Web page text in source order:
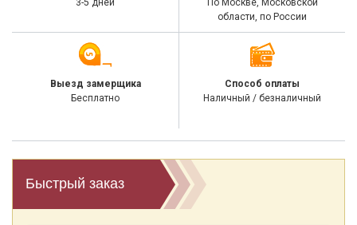
3-5 дней
По Москве, Московской
области, по России
Выезд замерщика
Бесплатно
Способ оплаты
Наличный / безналичный
Быстрый заказ